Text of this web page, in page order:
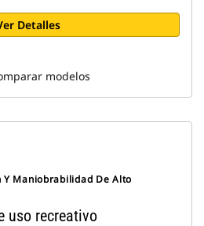
Detalles
modelos
Maniobrabilidad De Alto
uso recreativo